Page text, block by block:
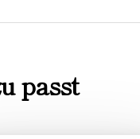
passt